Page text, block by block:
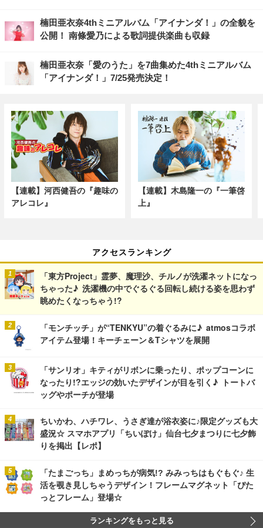
楠田亜衣奈4thミニアルバム「アイナンダ！」の全貌を
公開！ 南條愛乃による歌詞提供楽曲も収録
楠田亜衣奈「愛のうた」を7曲集めた4thミニアルバム
「アイナンダ！」7/25発売決定！
【連載】河西健吾の『趣味の
アレコレ』
【連載】木島隆一の『一筆啓
上』
アクセスランキング
「東方Project」霊夢、魔理沙、チルノが洗濯ネットになっ
ちゃった♪ 洗濯機の中でぐるぐる回転し続ける姿を思わず
眺めたくなっちゃう!?
「モンチッチ」が“TENKYU”の着ぐるみに♪ atmosコラボ
アイテム登場！キーチェーン＆Tシャツを展開
「サンリオ」キティがリボンに乗ったり、ポップコーンに
なったり!?エッジの効いたデザインが目を引く♪ トートバ
ッグやポーチが登場
ちいかわ、ハチワレ、うさぎ達が浴衣姿に♪限定グッズも大
盛況☆ スマホアプリ「ちいぽけ」仙台七夕まつりに七夕飾
りを掲出【レポ】
「たまごっち」まめっちが病気!? みみっちはもぐもぐ♪ 生
活を覗き見しちゃうデザイン！フレームマグネット「ぴた
っとフレーム」登場☆
ランキングをもっと見る